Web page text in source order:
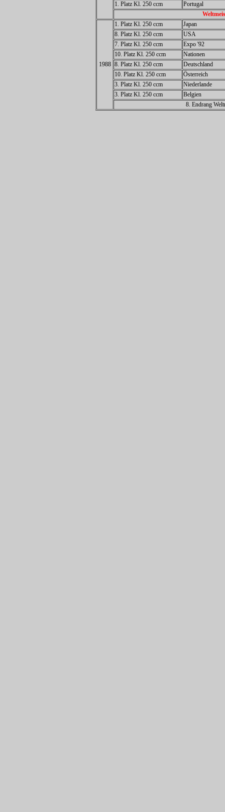
1. Platz Kl. 250 ccm
Portugal
1988
1. Platz Kl. 250 ccm
Japan
8. Platz Kl. 250 ccm
USA
7. Platz Kl. 250 ccm
Expo '92
10. Platz Kl. 250 ccm
Nationen
8. Platz Kl. 250 ccm
Deutschland
10. Platz Kl. 250 ccm
Österreich
3. Platz Kl. 250 ccm
Niederlande
3. Platz Kl. 250 ccm
Belgien
8. Endrang